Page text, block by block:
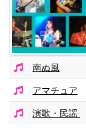
南ぬ風
アマチュア
演歌・民謡